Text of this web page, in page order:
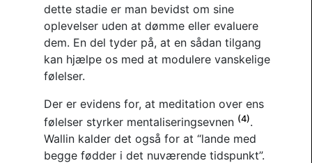
dette stadie er man bevidst om sine
oplevelser uden at dømme eller evaluere
dem. En del tyder på, at en sådan tilgang
kan hjælpe os med at modulere vanskelige
følelser.
Der er evidens for, at meditation over ens
følelser styrker mentaliseringsevnen (4).
Wallin kalder det også for at “lande med
begge fødder i det nuværende tidspunkt”.